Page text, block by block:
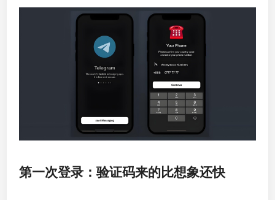
第一次登录：验证码来的比想象还快